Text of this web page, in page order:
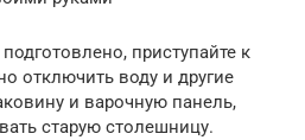
приступайте к
отключить воду и другие
и варочную панель,
старую столешницу.